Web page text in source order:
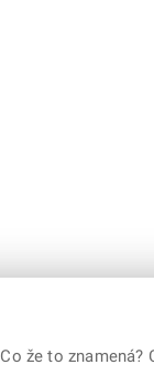
Co že to